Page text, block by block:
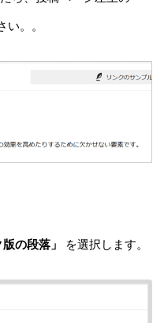
い。。
の段落」 を選択します。